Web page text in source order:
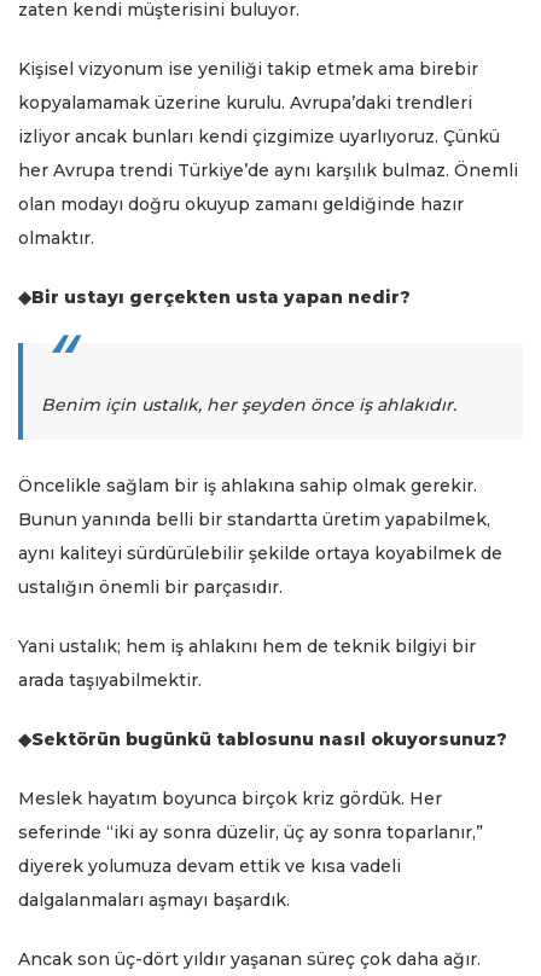
zaten kendi müşterisini buluyor.
Kişisel vizyonum ise yeniliği takip etmek ama birebir
kopyalamamak üzerine kurulu. Avrupa’daki trendleri
izliyor ancak bunları kendi çizgimize uyarlıyoruz. Çünkü
her Avrupa trendi Türkiye’de aynı karşılık bulmaz. Önemli
olan modayı doğru okuyup zamanı geldiğinde hazır
olmaktır.
◆Bir ustayı gerçekten usta yapan nedir?
Benim için ustalık, her şeyden önce iş ahlakıdır.
Öncelikle sağlam bir iş ahlakına sahip olmak gerekir.
Bunun yanında belli bir standartta üretim yapabilmek,
aynı kaliteyi sürdürülebilir şekilde ortaya koyabilmek de
ustalığın önemli bir parçasıdır.
Yani ustalık; hem iş ahlakını hem de teknik bilgiyi bir
arada taşıyabilmektir.
◆Sektörün bugünkü tablosunu nasıl okuyorsunuz?
Meslek hayatım boyunca birçok kriz gördük. Her
seferinde “iki ay sonra düzelir, üç ay sonra toparlanır,”
diyerek yolumuza devam ettik ve kısa vadeli
dalgalanmaları aşmayı başardık.
Ancak son üç-dört yıldır yaşanan süreç çok daha ağır.